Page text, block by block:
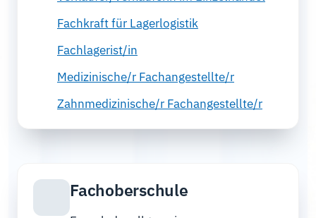
Fachkraft für Lagerlogistik
Fachlagerist/in
Medizinische/r Fachangestellte/r
Zahnmedizinische/r Fachangestellte/r
Fachoberschule